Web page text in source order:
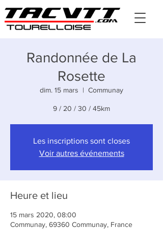
Randonnée de La
Rosette
dim. 15 mars
  |
Communay
9 / 20 / 30 / 45km
Les inscriptions sont closes
Voir autres événements
Heure et lieu
15 mars 2020, 08:00
Communay, 69360 Communay, France